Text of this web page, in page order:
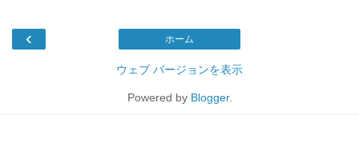
‹ ホーム
ウェブ バージョンを表示
Powered by Blogger.